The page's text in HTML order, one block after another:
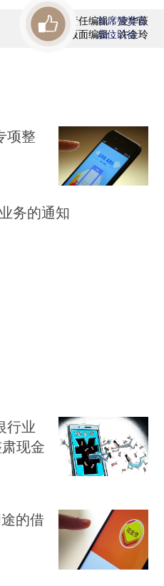
责任编辑：凌华薇
版面编辑：许金玲
首席赞赏官
虚位以待
项整
务的通知
行业
现金
的借